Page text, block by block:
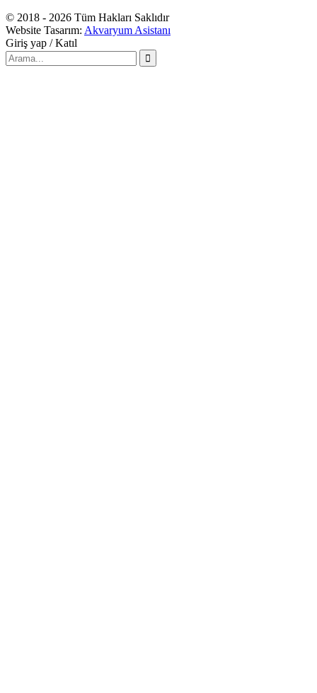
© 2018 - 2026 Tüm Hakları Saklıdır
Website Tasarım: Akvaryum Asistanı
Giriş yap / Katıl